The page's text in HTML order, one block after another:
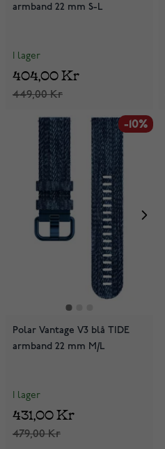
armband 22 mm S-L
I lager
449,00 Kr
404,00 Kr
-10%
Polar Vantage V3 blå TIDE
armband 22 mm M/L
I lager
479,00 Kr
431,00 Kr